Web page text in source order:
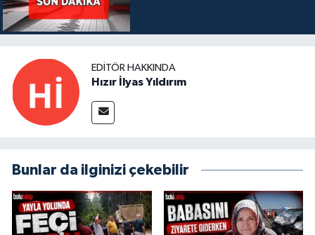
EDITÖR HAKKINDA
Hızır İlyas Yıldırım
Bunlar da ilginizi çekebilir